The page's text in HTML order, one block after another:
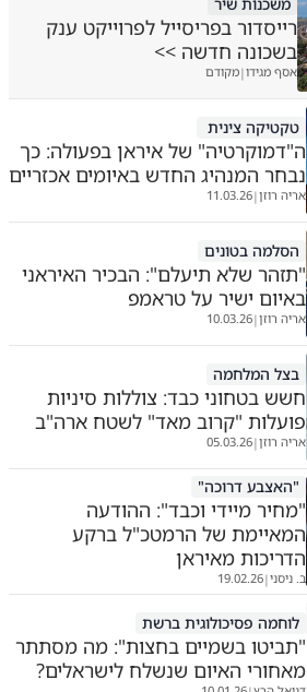
רייסדור בפריסייל לפרוייקט ענק
בשכונה חדשה >>
אסף מגידו|מקודם
טקטיקה צינית
ה"דמוקרטיה" של איראן בפעולה: כך
נבחר המנהיג החדש באיומים אכזריים
אריה רוזן|
11.03.26
הסלמה בטונים
"תזהר שלא תיעלם": הבכיר האיראני
באיום ישיר על טראמפ
אריה רוזן|
10.03.26
בצל המלחמה
חשש בטחוני כבד: צוללות סיניות
פועלות "קרוב מאד" לשטח ארה"ב
אריה רוזן|
05.03.26
"האצבע דרוכה"
"מחיר מיידי וכבד": ההודעה
המאיימת של הרמטכ"ל ברקע
הדריכות מאיראן
ב. ניסני|
19.02.26
לוחמה פסיכולוגית ברשת
"תביטו בשמיים בחצות": מה מסתתר
מאחורי האיום שנשלח לישראלים?